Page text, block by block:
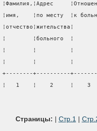
¦Фамилия,¦Адрес
¦имя,    ¦по месту  ¦к
¦отчество¦жительства¦
¦        ¦больного  ¦
¦        ¦          ¦
¦        ¦          ¦
+--------+----------
¦   1    ¦    2     ¦    3
Страницы: | Стр.1 |